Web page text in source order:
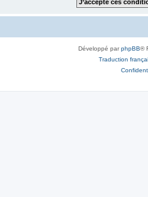
Développé parphpBB®
Traduction